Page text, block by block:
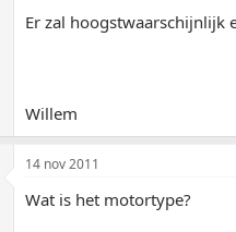
Er zal hoogstwaarschijnlijk
Willem
14 nov 2011
Wat is het motortype?